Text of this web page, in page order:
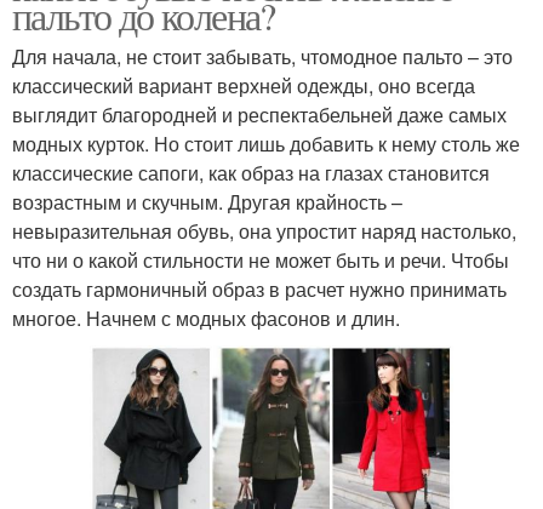
пальто до колена?
Для начала, не стоит забывать, чтомодное пальто – это
классический вариант верхней одежды, оно всегда
выглядит благородней и респектабельней даже самых
модных курток. Но стоит лишь добавить к нему столь же
классические сапоги, как образ на глазах становится
возрастным и скучным. Другая крайность –
невыразительная обувь, она упростит наряд настолько,
что ни о какой стильности не может быть и речи. Чтобы
создать гармоничный образ в расчет нужно принимать
многое. Начнем с модных фасонов и длин.